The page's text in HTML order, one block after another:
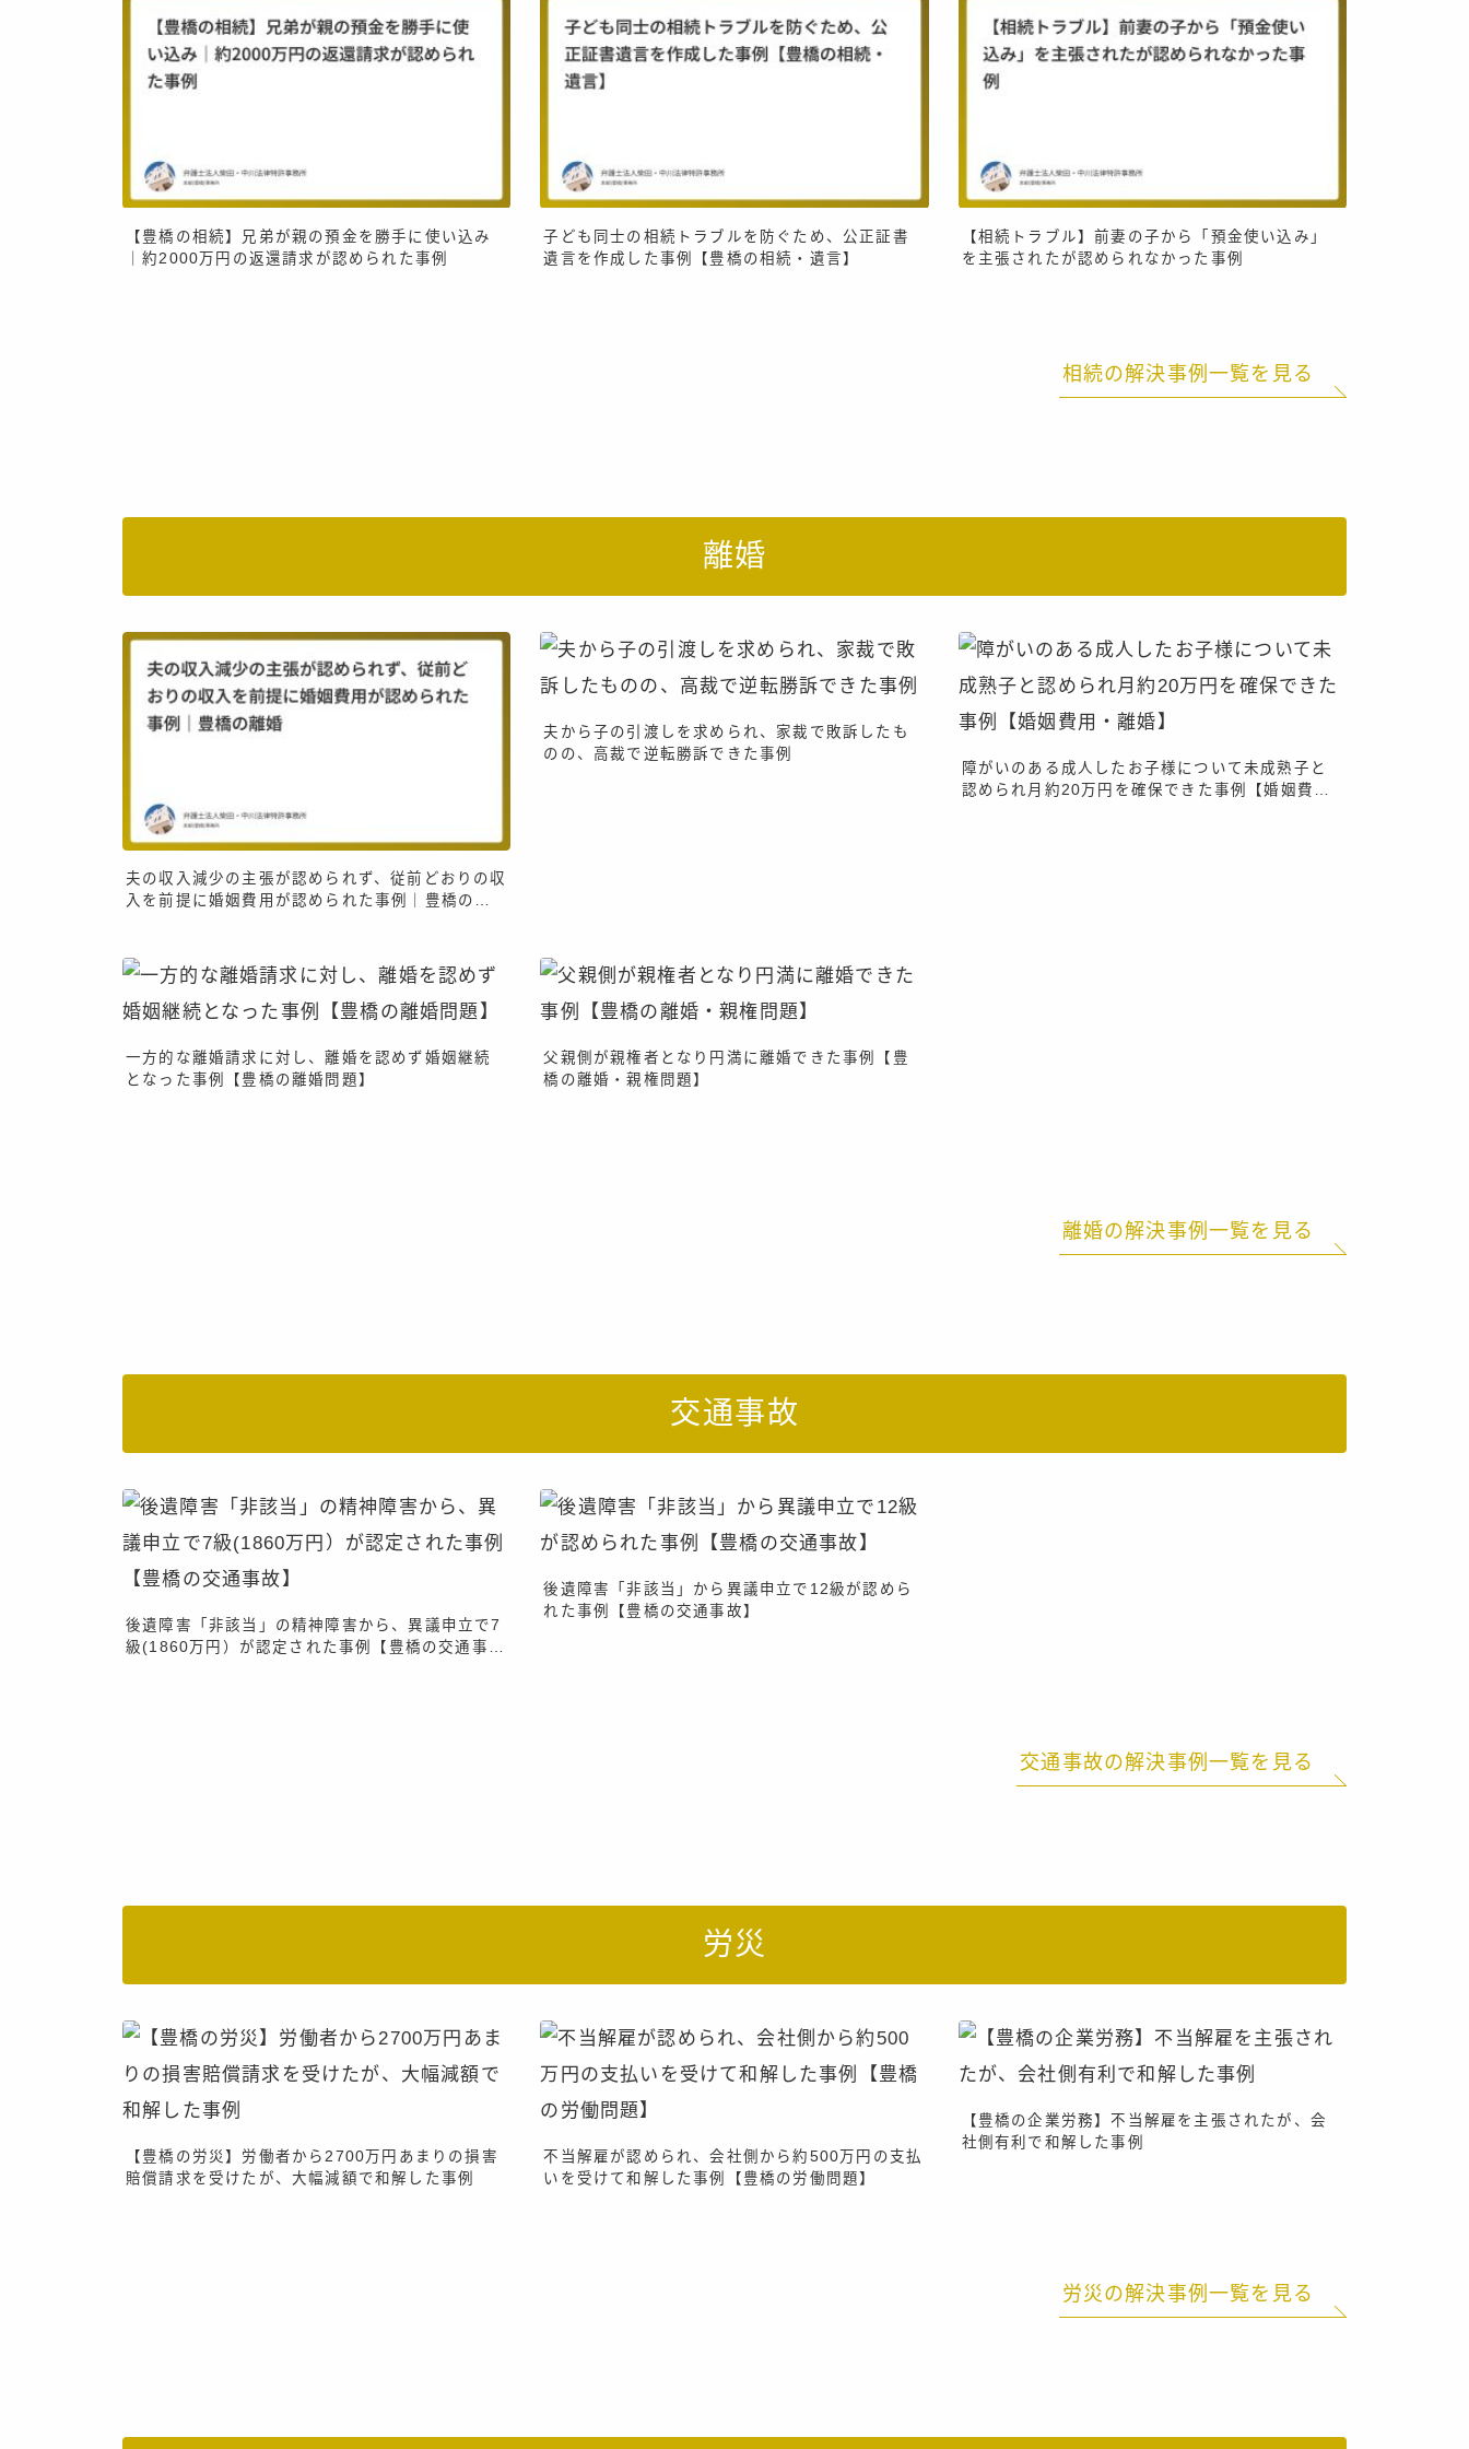
【豊橋の相続】兄弟が親の預金を勝手に使い込み
｜約2000万円の返還請求が認められた事例
子ども同士の相続トラブルを防ぐため、公正証書
遺言を作成した事例【豊橋の相続・遺言】
【相続トラブル】前妻の子から「預金使い込み」
を主張されたが認められなかった事例
相続の解決事例一覧を見る
離婚
夫の収入減少の主張が認められず、従前どおりの収
入を前提に婚姻費用が認められた事例｜豊橋の離
夫から子の引渡しを求められ、家裁で敗訴したも
のの、高裁で逆転勝訴できた事例
障がいのある成人したお子様について未成熟子と
認められ月約20万円を確保できた事例【婚姻費
一方的な離婚請求に対し、離婚を認めず婚姻継続
となった事例【豊橋の離婚問題】
父親側が親権者となり円満に離婚できた事例【豊
橋の離婚・親権問題】
離婚の解決事例一覧を見る
交通事故
後遺障害「非該当」の精神障害から、異議申立で7
級(1860万円）が認定された事例【豊橋の交通事
後遺障害「非該当」から異議申立で12級が認めら
れた事例【豊橋の交通事故】
交通事故の解決事例一覧を見る
労災
【豊橋の労災】労働者から2700万円あまりの損害
賠償請求を受けたが、大幅減額で和解した事例
不当解雇が認められ、会社側から約500万円の支払
いを受けて和解した事例【豊橋の労働問題】
【豊橋の企業労務】不当解雇を主張されたが、会
社側有利で和解した事例
労災の解決事例一覧を見る